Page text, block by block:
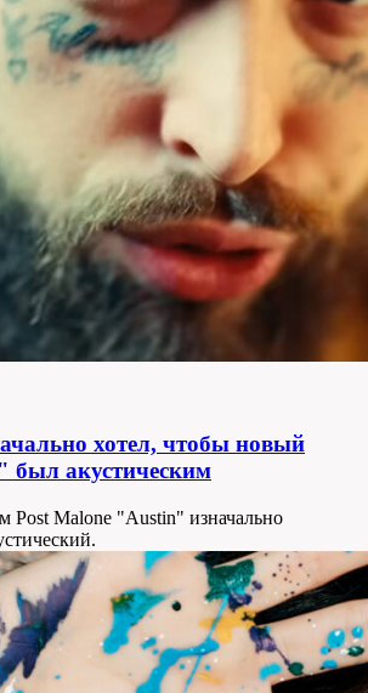
хотел, чтобы новый
акустическим
Post Malone "Austin" изначально